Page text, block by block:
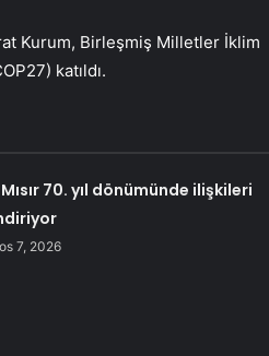
Kurum, Birleşmiş Milletler İklim
katıldı.
70. yıl dönümünde ilişkileri
7, 2026